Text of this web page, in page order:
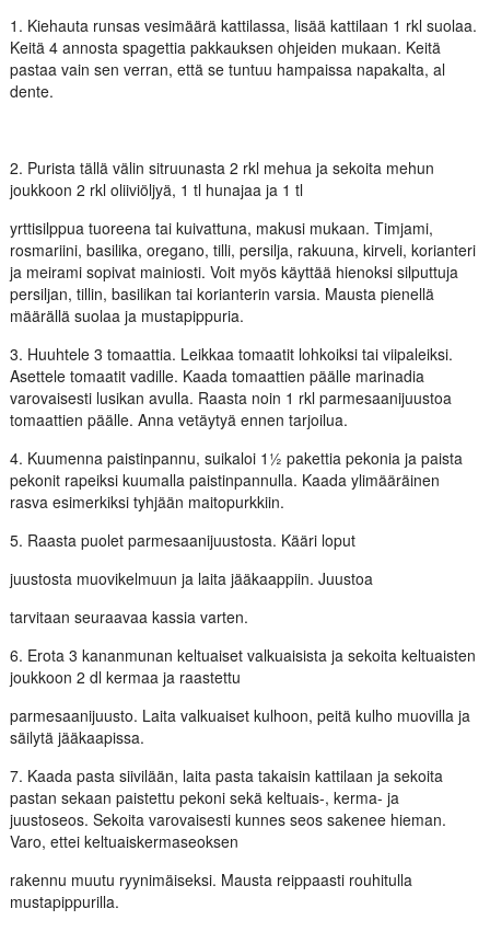
1. Kiehauta runsas vesimäärä kattilassa, lisää kattilaan 1 rkl suolaa.
Keitä 4 annosta spagettia pakkauksen ohjeiden mukaan. Keitä
pastaa vain sen verran, että se tuntuu hampaissa napakalta, al
dente.
2. Purista tällä välin sitruunasta 2 rkl mehua ja sekoita mehun
joukkoon 2 rkl oliiviöljyä, 1 tl hunajaa ja 1 tl
yrttisilppua tuoreena tai kuivattuna, makusi mukaan. Timjami,
rosmariini, basilika, oregano, tilli, persilja, rakuuna, kirveli, korianteri
ja meirami sopivat mainiosti. Voit myös käyttää hienoksi silputtuja
persiljan, tillin, basilikan tai korianterin varsia. Mausta pienellä
määrällä suolaa ja mustapippuria.
3. Huuhtele 3 tomaattia. Leikkaa tomaatit lohkoiksi tai viipaleiksi.
Asettele tomaatit vadille. Kaada tomaattien päälle marinadia
varovaisesti lusikan avulla. Raasta noin 1 rkl parmesaanijuustoa
tomaattien päälle. Anna vetäytyä ennen tarjoilua.
4. Kuumenna paistinpannu, suikaloi 1½ pakettia pekonia ja paista
pekonit rapeiksi kuumalla paistinpannulla. Kaada ylimääräinen
rasva esimerkiksi tyhjään maitopurkkiin.
5. Raasta puolet parmesaanijuustosta. Kääri loput
juustosta muovikelmuun ja laita jääkaappiin. Juustoa
tarvitaan seuraavaa kassia varten.
6. Erota 3 kananmunan keltuaiset valkuaisista ja sekoita keltuaisten
joukkoon 2 dl kermaa ja raastettu
parmesaanijuusto. Laita valkuaiset kulhoon, peitä kulho muovilla ja
säilytä jääkaapissa.
7. Kaada pasta siivilään, laita pasta takaisin kattilaan ja sekoita
pastan sekaan paistettu pekoni sekä keltuais-, kerma- ja
juustoseos. Sekoita varovaisesti kunnes seos sakenee hieman.
Varo, ettei keltuaiskermaseoksen
rakennu muutu ryynimäiseksi. Mausta reippaasti rouhitulla
mustapippurilla.